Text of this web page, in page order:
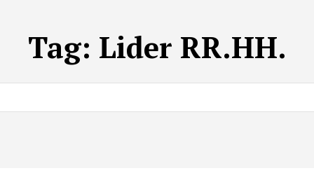
Tag: Lider RR.HH.